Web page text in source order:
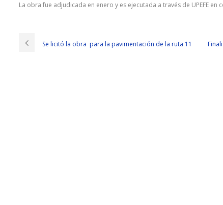
La obra fue adjudicada en enero y es ejecutada a través de UPEFE
Se licitó la obra para la pavimentación de la ruta 11